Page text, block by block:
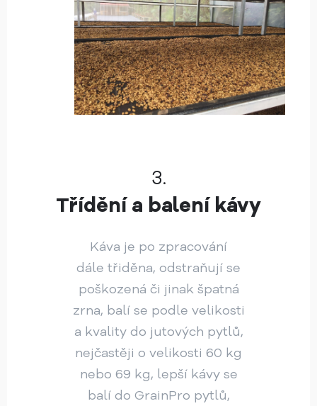
3.
Třídění a balení kávy
Káva je po zpracování
dále třiděna, odstraňují se
poškozená či jinak špatná
zrna, balí se podle velikosti
a kvality do jutových pytlů,
nejčastěji o velikosti 60 kg
nebo 69 kg, lepší kávy se
balí do GrainPro pytlů,